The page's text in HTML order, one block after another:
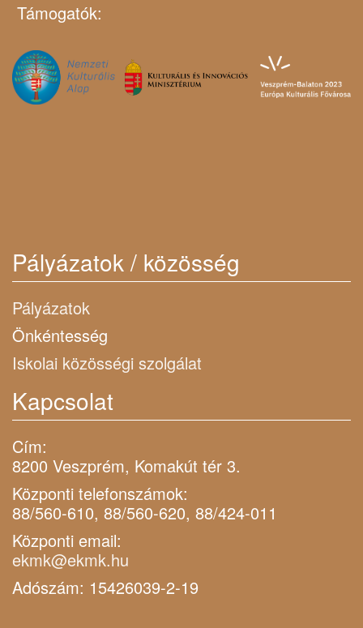
Támogatók:
Pályázatok / közösség
Pályázatok
Önkéntesség
Iskolai közösségi szolgálat
Kapcsolat
Cím:
8200 Veszprém, Komakút tér 3.
Központi telefonszámok:
88/560-610, 88/560-620, 88/424-011
Központi email:
ekmk@ekmk.hu
Adószám: 15426039-2-19